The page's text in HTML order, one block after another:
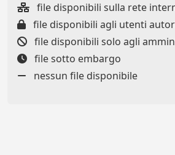
file disponibili sulla rete
file disponibili agli utenti
file disponibili solo agli
file sotto embargo
nessun file disponibile